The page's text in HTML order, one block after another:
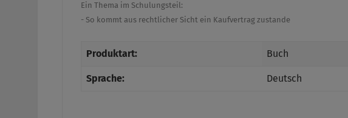
Ein Thema im Schulungsteil:
- So kommt aus rechtlicher Sicht ein Kaufvertrag zustande
Produktart: Buch
Sprache: Deutsch